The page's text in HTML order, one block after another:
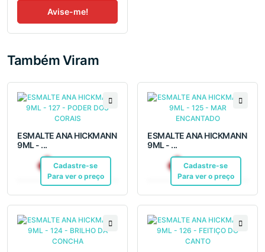
Avise-me!
Também Viram
ESMALTE ANA HICKMANN
9ML - ...
Cadastre-se
Para ver o preço
R$ 7,50Pix
ESMALTE ANA HICKMANN
9ML - ...
Cadastre-se
Para ver o preço
R$ 7,50Pix